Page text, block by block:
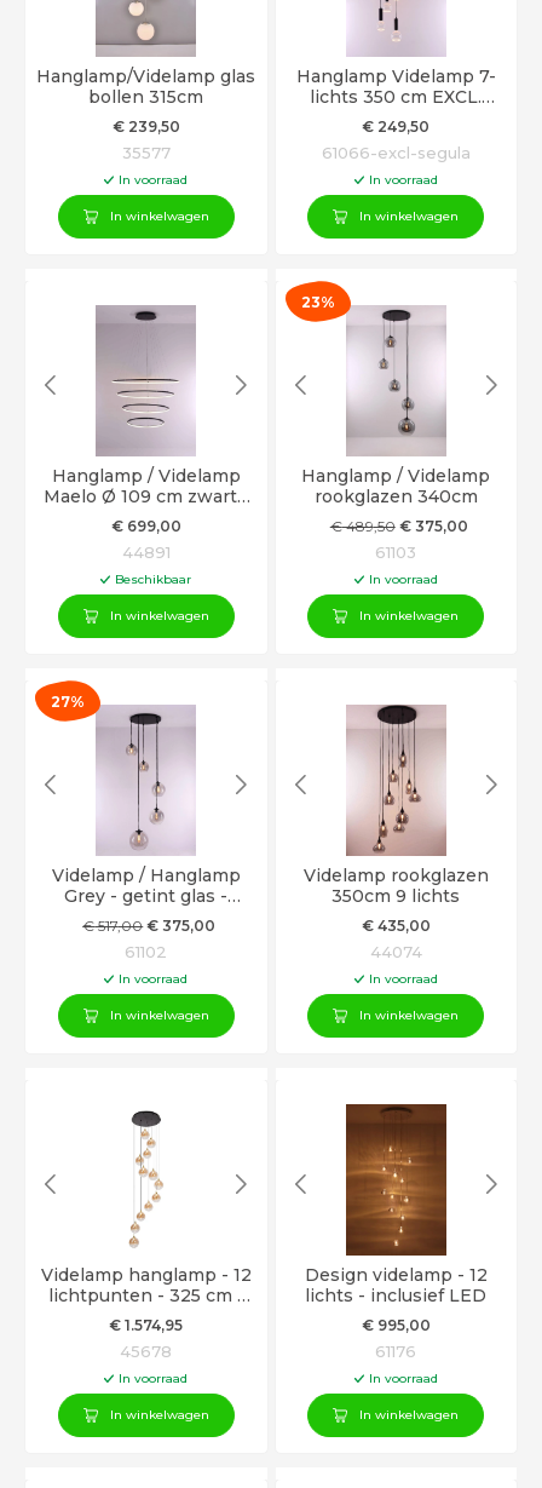
Hanglamp/Videlamp glas
bollen 315cm
€239,50
35577
In voorraad
In winkelwagen
Hanglamp Videlamp 7-
lichts 350 cm EXCL.
Segula LED lichtbronnen
€ 249,50
61066-excl-segula
In voorraad
In winkelwagen
Hanglamp / Videlamp
Maelo Ø 109 cm zwarte
LED ringen
€699,00
44891
Beschikbaar
In winkelwagen
23%
Hanglamp / Videlamp
rookglazen 340cm
€489,50 €375,00
61103
In voorraad
In winkelwagen
27%
Videlamp / Hanglamp
Grey - getint glas -
340cm
€517,00 € 375,00
61102
In voorraad
In winkelwagen
Videlamp rookglazen
350cm 9 lichts
€435,00
44074
In voorraad
In winkelwagen
Videlamp hanglamp - 12
lichtpunten - 325 cm -
amber glas - LED
geïntegreerd
€ 1.574,95
45678
In voorraad
In winkelwagen
Design videlamp - 12
lichts - inclusief LED
€995,00
61176
In voorraad
In winkelwagen